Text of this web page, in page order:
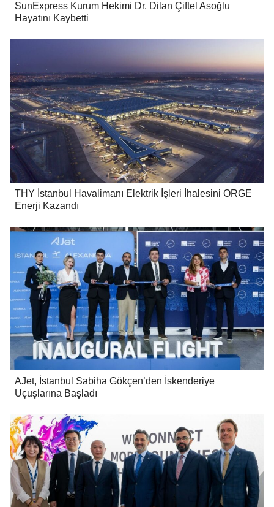
SunExpress Kurum Hekimi Dr. Dilan Çiftel Asoğlu
Hayatını Kaybetti
THY İstanbul Havalimanı Elektrik İşleri İhalesini ORGE
Enerji Kazandı
AJet, İstanbul Sabiha Gökçen’den İskenderiye
Uçuşlarına Başladı